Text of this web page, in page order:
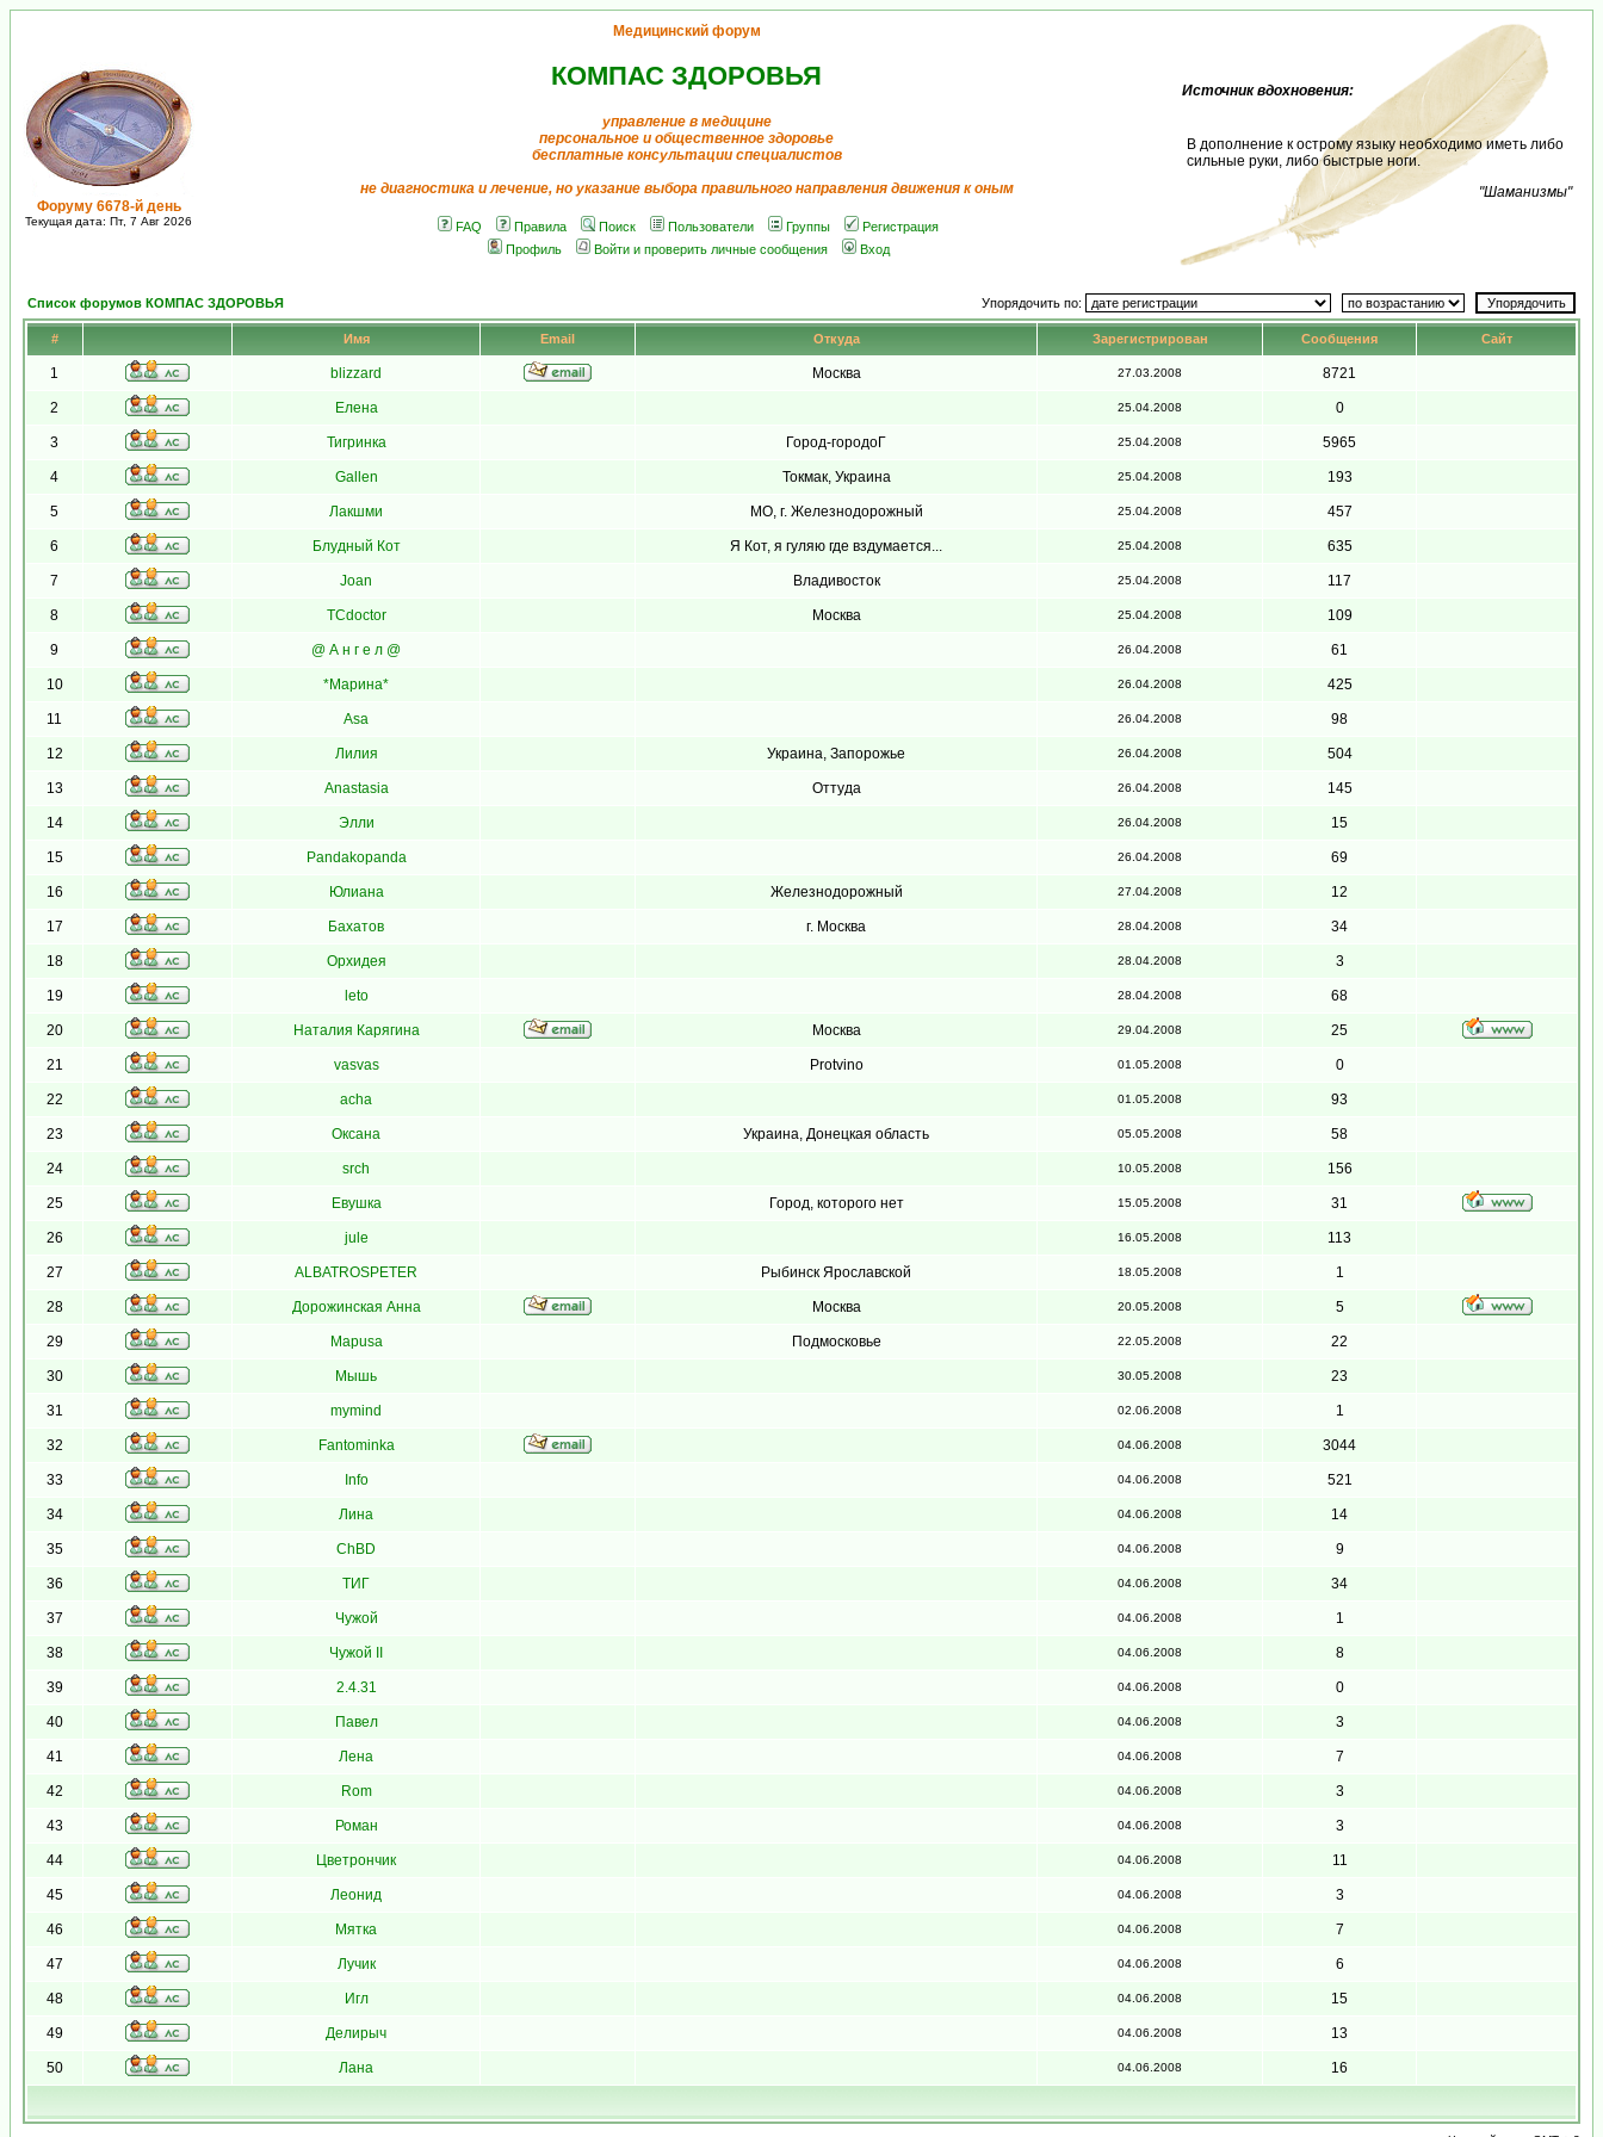
Форуму 6678-й день
Текущая дата: Пт, 7 Авг 2026
Медицинский форум
КОМПАС ЗДОРОВЬЯ
управление в медицине
персональное и общественное здоровье
бесплатные консультации специалистов
не диагностика и лечение, но указание выбора правильного направления движения к оным
FAQ Правила Поиск Пользователи Группы
Регистрация
Профиль
Войти и проверить личные сообщения Вход
Источник вдохновения:
В дополнение к острому языку необходимо иметь либо
сильные руки, либо быстрые ноги.
"Шаманизмы"
Список форумов КОМПАС ЗДОРОВЬЯ Упорядочить по:
# Имя Email Откуда Зарегистрирован Сообщения Сайт
1 blizzard Москва 27.03.2008 8721
2 Елена 25.04.2008 0
3 Тигринка Город-городоГ 25.04.2008 5965
4 Gallen Токмак, Украина 25.04.2008 193
5 Лакшми МО, г. Железнодорожный 25.04.2008 457
6 Блудный Кот Я Кот, я гуляю где вздумается... 25.04.2008 635
7 Joan Владивосток 25.04.2008 117
8 TCdoctor Москва 25.04.2008 109
9 @ А н г е л @ 26.04.2008 61
10 *Марина* 26.04.2008 425
11 Asa 26.04.2008 98
12 Лилия Украина, Запорожье 26.04.2008 504
13 Anastasia Оттуда 26.04.2008 145
14 Элли 26.04.2008 15
15 Pandakopanda 26.04.2008 69
16 Юлиана Железнодорожный 27.04.2008 12
17 Бахатов г. Москва 28.04.2008 34
18 Орхидея 28.04.2008 3
19 leto 28.04.2008 68
20 Наталия Карягина Москва 29.04.2008 25
21 vasvas Protvino 01.05.2008 0
22 acha 01.05.2008 93
23 Оксана Украина, Донецкая область 05.05.2008 58
24 srch 10.05.2008 156
25 Евушка Город, которого нет 15.05.2008 31
26 jule 16.05.2008 113
27 ALBATROSPETER Рыбинск Ярославской 18.05.2008 1
28 Дорожинская Анна Москва 20.05.2008 5
29 Mapusa Подмосковье 22.05.2008 22
30 Мышь 30.05.2008 23
31 mymind 02.06.2008 1
32 Fantominka 04.06.2008 3044
33 Info 04.06.2008 521
34 Лина 04.06.2008 14
35 ChBD 04.06.2008 9
36 ТИГ 04.06.2008 34
37 Чужой 04.06.2008 1
38 Чужой II 04.06.2008 8
39 2.4.31 04.06.2008 0
40 Павел 04.06.2008 3
41 Лена 04.06.2008 7
42 Rom 04.06.2008 3
43 Роман 04.06.2008 3
44 Цветрончик 04.06.2008 11
45 Леонид 04.06.2008 3
46 Мятка 04.06.2008 7
47 Лучик 04.06.2008 6
48 Игл 04.06.2008 15
49 Делирыч 04.06.2008 13
50 Лана 04.06.2008 16